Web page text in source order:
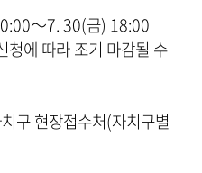
～7. 30(금) 18:00
에 따라 조기 마감될 수
구 현장접수처(자치구별